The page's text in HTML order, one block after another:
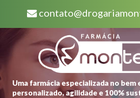
Uma farmácia especializada no
personalizado, agilidade e 100%